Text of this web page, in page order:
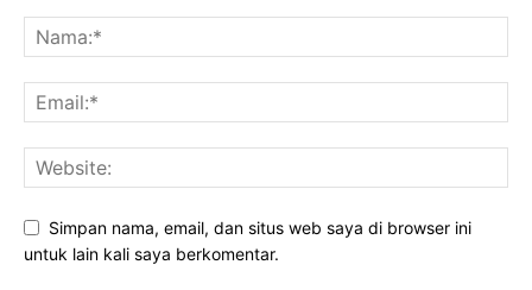
Simpan nama, email, dan situs web saya di browser ini
untuk lain kali saya berkomentar.